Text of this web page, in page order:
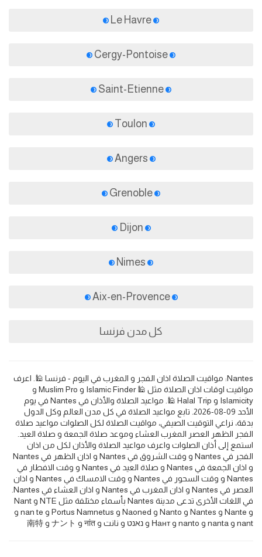
Aix-en-Provence
كل مدن فرنسا
Nantes: مواقيت الصلاة اذان الفجر و المغرب في اليوم - فرنسا 🕌. اعرف
مواقيت اوقات اذان الصلاة مثل 🕌 Islamic Finder و Muslim Pro و
Islamicity و Halal Trip 🕌. مواعيد الصلاة والأذان في Nantes في يوم
الأحد 09-08-2026. تابع مواعيد الصلاة في كل مدن العالم وكل الدول
بدقة، نراعي التوقيت الصيفي، مواقيت الصلاة لكل الصلوات مواعيد صلاة
الفجر الظهر العصر المغرب العشاء وموعد صلاة الجمعة و صلاة العيد.
استمع إلى أذان الصلوات واعرف مواعيد الصلاة والأذان لكل من اذان
الفجر في Nantes و وقت الشروق في Nantes و اذان الظهر في Nantes
و اذان الجمعة في Nantes و صلاة العيد في Nantes و وقت الافطار في
Nantes و وقت السحور في Nantes و وقت الامساك في Nantes و اذان
في اللغات الأخرى تدعى مدينة Nantes بأسماء مختلفة مثل NTE و Nant
و Nante و Nantes و Nanto و Naoned و Portus Namnetus و nan te و
nant و nanta و nanto و Нант و נאנט و نانت و नांत و ナント و 南特